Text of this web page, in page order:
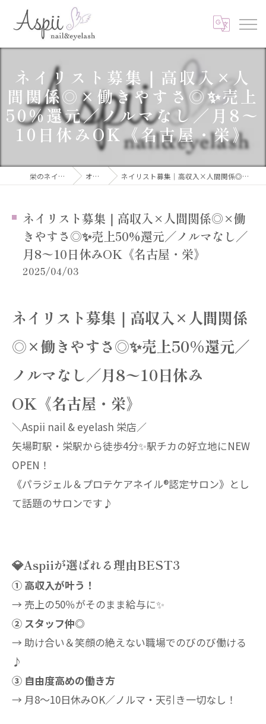
ネイリスト募集｜高収入×人
間関係◎×働きやすさ◎✨売上
50%還元／ノルマなし／月8〜
10日休みOK《名古屋・栄》
栄のネイルならAspii nail&eyelash オーナーブログ ネイリスト募集｜高収入×人間関係◎×働きやすさ◎✨売上50%還元／ノルマなし／月8〜10日休みOK《名古屋・栄》
ネイリスト募集｜高収入×人間関係◎×働
きやすさ◎✨売上50%還元／ノルマなし／
月8〜10日休みOK《名古屋・栄》
2025/04/03
ネイリスト募集｜高収入×人間関係
◎×働きやすさ◎✨売上50%還元／
ノルマなし／月8〜10日休み
OK《名古屋・栄》
＼Aspii nail & eyelash 栄店／
矢場町駅・栄駅から徒歩4分✨駅チカの好立地にNEW
OPEN！
《パラジェル＆プロテケアネイル®︎認定サロン》とし
て話題のサロンです♪
💎Aspiiが選ばれる理由BEST3
① 高収入が叶う！
→ 売上の50％がそのまま給与に✨
② スタッフ仲◎
→ 助け合い＆笑顔の絶えない職場でのびのび働ける
♪
③ 自由度高めの働き方
→ 月8〜10日休みOK／ノルマ・天引き一切なし！